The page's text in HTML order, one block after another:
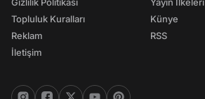
Gizlilik Politikası
Topluluk Kuralları
Reklam
İletişim
Yayın İlkeleri
Künye
RSS